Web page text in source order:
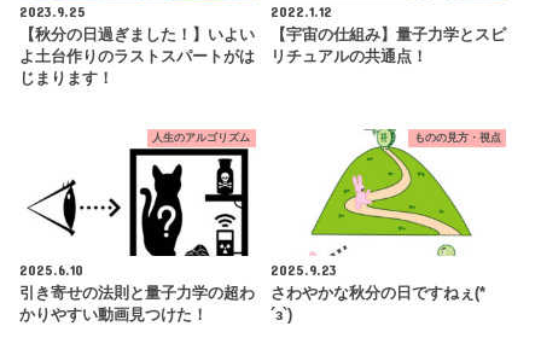
2023.9.25
【秋分の日過ぎました！】いよい
よ土台作りのラストスパートがは
じまります！
2022.1.12
【宇宙の仕組み】量子力学とスピ
リチュアルの共通点！
人生のアルゴリズム
2025.6.10
引き寄せの法則と量子力学の超わ
かりやすい動画見つけた！
ものの見方・視点
2025.9.23
さわやかな秋分の日ですねぇ(*
´з`)